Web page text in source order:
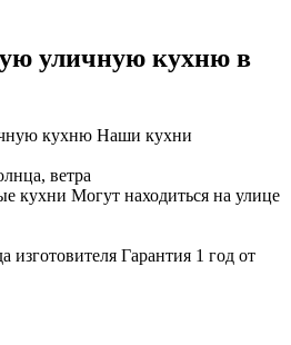
уличную кухню в
Наши кухни
ветра
Могут находиться на улице
Гарантия 1 год от